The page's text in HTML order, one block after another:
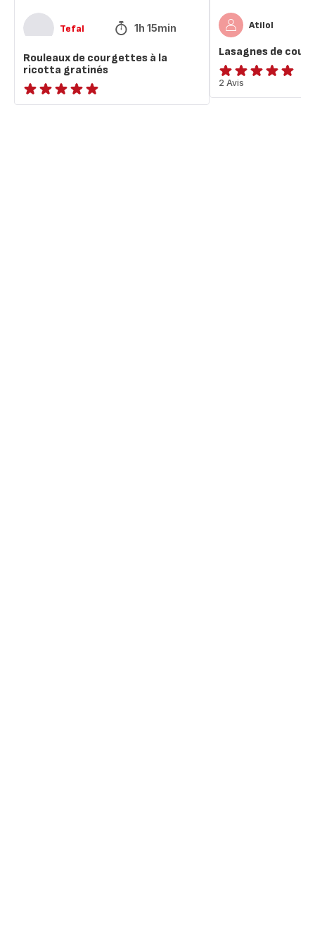
Tefal 1h 15min
Rouleaux de courgettes à la
ricotta gratinés
ratings.NaN
Atilol
Lasagnes de
Avis
5
2 Avis